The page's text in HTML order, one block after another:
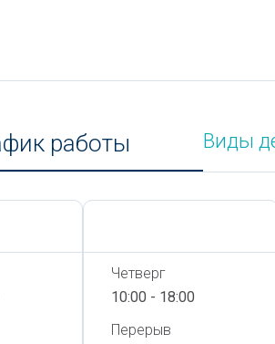
работы Виды
Четверг
10:00 - 18:00
Перерыв